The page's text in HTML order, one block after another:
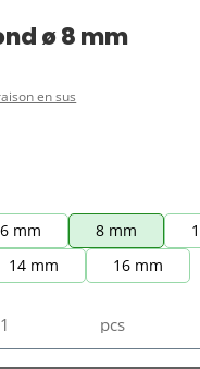
ø 8 mm
en sus
6 mm 8 mm
14 mm 16 mm
: Entrez la
pcs